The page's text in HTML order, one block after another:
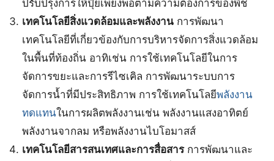
ปรับปรุงการให้ปุ๋ยเพียงพอตามความต้องการของพืช
เทคโนโลยีสิ่งแวดล้อมและพลังงาน การพัฒนา
เทคโนโลยีที่เกี่ยวข้องกับการบริหารจัดการสิ่งแวดล้อม
ในพื้นที่ท้องถิ่น อาทิเช่น การใช้เทคโนโลยีในการ
จัดการขยะและการรีไซเคิล การพัฒนาระบบการ
จัดการน้ำที่มีประสิทธิภาพ การใช้เทคโนโลยีพลังงาน
ทดแทนในการผลิตพลังงานเช่น พลังงานแสงอาทิตย์
พลังงานจากลม หรือพลังงานไบโอมาสส์
เทคโนโลยีสารสนเทศและการสื่อสารการพัฒนาและ